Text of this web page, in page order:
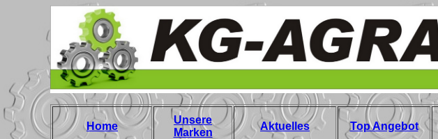
Home
Unsere
Marken
Aktuelles Top Angebot